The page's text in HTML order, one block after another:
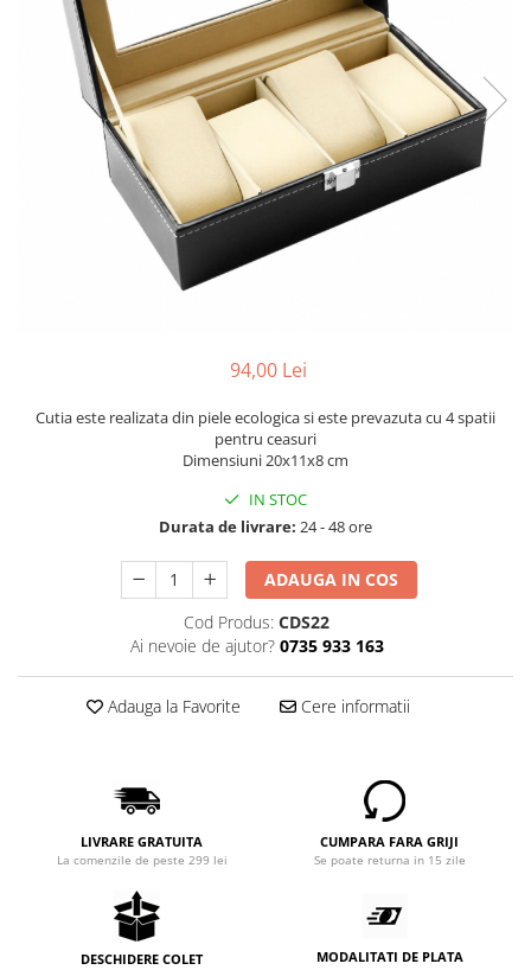
94,00 Lei
Cutia este realizata din piele ecologica si este prevazuta cu 4 spatii
pentru ceasuri
Dimensiuni 20x11x8 cm
IN STOC
Durata de livrare: 24 - 48 ore
ADAUGA IN COS
Cod Produs: CDS22
Ai nevoie de ajutor? 0735 933 163
Adauga la Favorite Cere informatii
LIVRARE GRATUITA
La comenzile de peste 299 lei
CUMPARA FARA GRIJI
Se poate returna in 15 zile
DESCHIDERE COLET MODALITATI DE PLATA